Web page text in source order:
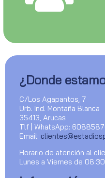
¿Donde
C/Los Agapantos, 7
Urb. Ind. Montaña Blanca
35413, Arucas
Tlf | WhatsApp:
Email:
Horario de atención al
Lunes a Viernes de